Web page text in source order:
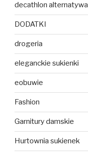
decathlon alternatywa
DODATKI
drogeria
eleganckie sukienki
eobuwie
Fashion
Garnitury damskie
Hurtownia sukienek